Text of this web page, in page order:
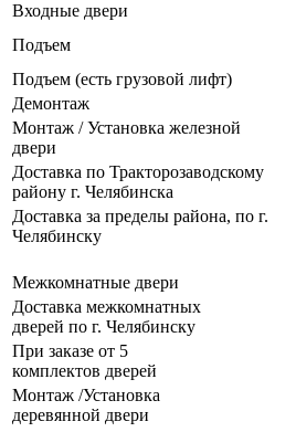
Входные двери
Подъем
Подъем (есть грузовой лифт)
Демонтаж
Монтаж / Установка железной
двери
Доставка по Тракторозаводскому
району г. Челябинска
Доставка за пределы района, по г.
Челябинску
Межкомнатные двери
Доставка межкомнатных
дверей по г. Челябинску
При заказе от 5
комплектов дверей
Монтаж /Установка
деревянной двери